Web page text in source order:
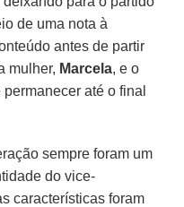
de uma nota à
antes de partir
mulher, Marcela, e o
até o final
sempre foram um
do vice-
características foram